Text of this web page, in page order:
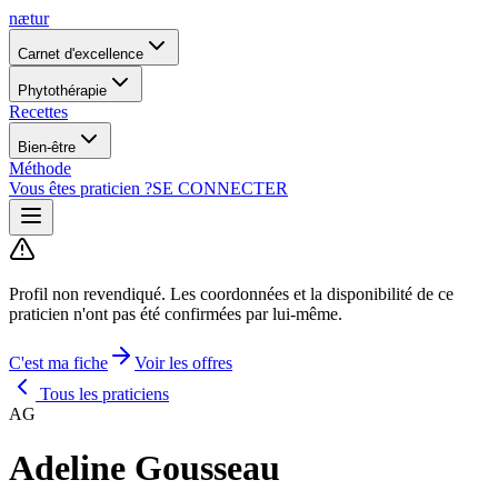
nætur
Carnet d'excellence
Phytothérapie
Recettes
Bien-être
Méthode
Vous êtes praticien ?SE CONNECTER
Profil non revendiqué. Les coordonnées et la disponibilité de ce
praticien n'ont pas été confirmées par lui-même.
C'est ma fiche
Voir les offres
Tous les praticiens
AG
Adeline Gousseau